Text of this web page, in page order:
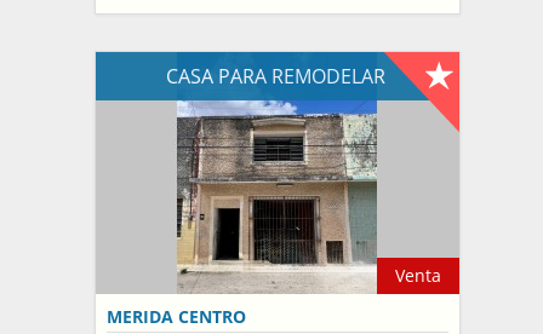
CASA PARA REMODELAR
Venta
MERIDA CENTRO